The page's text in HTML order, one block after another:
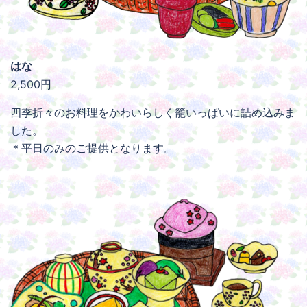
はな
2,500円
四季折々のお料理をかわいらしく籠いっぱいに詰め込みま
した。
＊平日のみのご提供となります。